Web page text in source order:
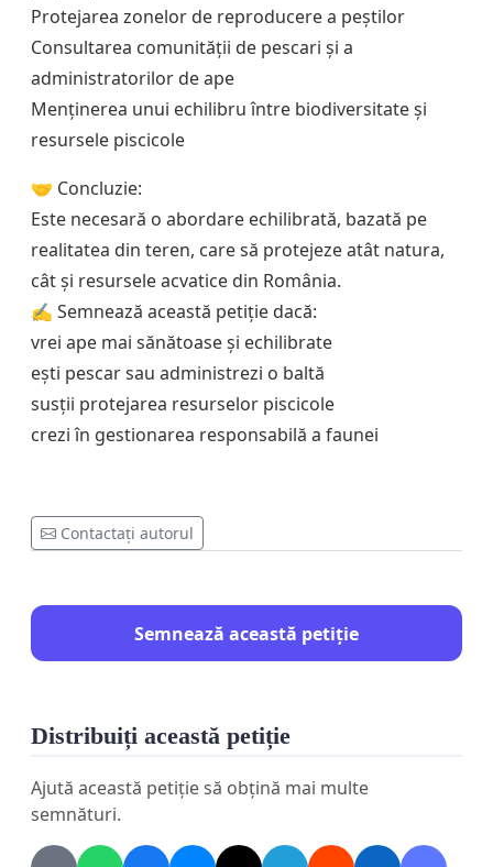
Protejarea zonelor de reproducere a peștilor
Consultarea comunității de pescari și a
administratorilor de ape
Menținerea unui echilibru între biodiversitate și
resursele piscicole
🤝 Concluzie:
Este necesară o abordare echilibrată, bazată pe
realitatea din teren, care să protejeze atât natura,
cât și resursele acvatice din România.
✍️ Semnează această petiție dacă:
vrei ape mai sănătoase și echilibrate
ești pescar sau administrezi o baltă
susții protejarea resurselor piscicole
crezi în gestionarea responsabilă a faunei
Contactați autorul
Semnează această petiție
Distribuiți această petiție
Ajută această petiție să obțină mai multe
semnături.